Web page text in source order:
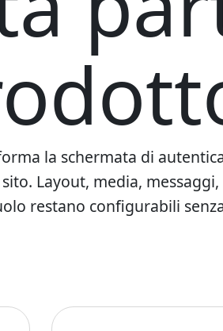
la schermata di
Layout, media, messaggi,
restano configurabili